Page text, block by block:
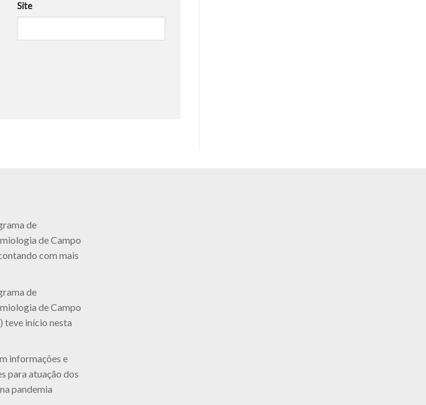
Site
de
de Campo
com mais
de
de Campo
teve início nesta
informações e
para atuação dos
pandemia